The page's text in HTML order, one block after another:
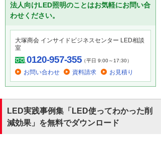
法人向けLED照明のことはお気軽にお問い合
わせください。
大塚商会 インサイドビジネスセンター LED相談
室
0120-957-355（平日 9:00～17:30）
お問い合わせ 資料請求 お見積り
LED実践事例集「LED使ってわかった削
減効果」を無料でダウンロード